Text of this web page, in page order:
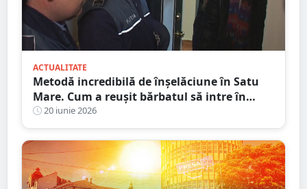
ACTUALITATE
Metodă incredibilă de înșelăciune în Satu
Mare. Cum a reușit bărbatul să intre în
casele oamenilor și să plece cu banii
20 iunie 2026